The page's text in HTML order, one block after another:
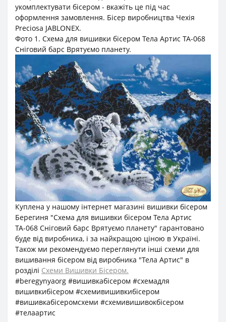
укомплектувати бісером - вкажіть це під час
оформлення замовлення. Бісер виробництва Чехія
Preciosa JABLONEX.
Фото 1. Cхема для вишивки бісером Тела Артис ТА-068
Сніговий барс Врятуємо планету.
Куплена у нашому інтернет магазині вишивки бісером
Берегиня "Cхема для вишивки бісером Тела Артис
ТА-068 Сніговий барс Врятуємо планету" гарантовано
буде від виробника, і за найкращою ціною в Україні.
Також ми рекомендуємо переглянути інші схеми для
вишивання бісером від виробника "Тела Артис" в
розділі Схеми Вишивки Бісером.
#beregynyaorg #вишивкабісером #схемадля
вишивкибісером #схемивишивкибісером
#вишивкабісеромсхеми #схемивишивокбісером
#телаартис